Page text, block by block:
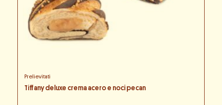
Prelievitati
Tiffany deluxe crema acero e noci pecan